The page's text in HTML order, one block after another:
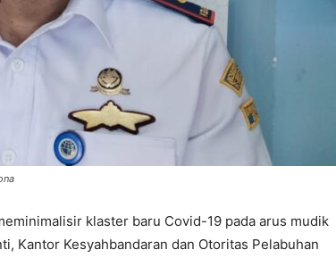
klaster baru Covid-19 pada arus mudik
Kantor Kesyahbandaran dan Otoritas Pelabuhan